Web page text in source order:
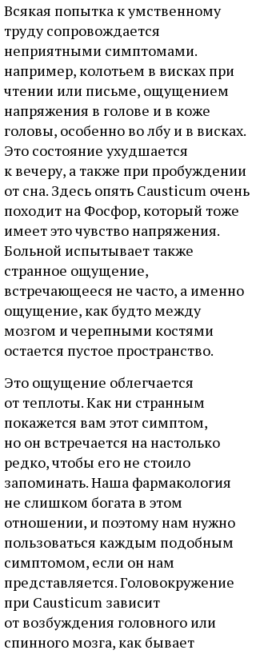
Всякая попытка к умственному
труду сопровождается
неприятными симптомами.
например, колотьем в висках при
чтении или письме, ощущением
напряжения в голове и в коже
головы, особенно во лбу и в висках.
Это состояние ухудшается
к вечеру, а также при пробуждении
от сна. Здесь опять Causticum очень
походит на Фосфор, который тоже
имеет это чувство напряжения.
Больной испытывает также
странное ощущение,
встречающееся не часто, а именно
ощущение, как будто между
мозгом и черепными костями
остается пустое пространство.
Это ощущение облегчается
от теплоты. Как ни странным
покажется вам этот симптом,
но он встречается на настолько
редко, чтобы его не стоило
запоминать. Наша фармакология
не слишком богата в этом
отношении, и поэтому нам нужно
пользоваться каждым подобным
симптомом, если он нам
представляется. Головокружение
при Causticum зависит
от возбуждения головного или
спинного мозга, как бывает